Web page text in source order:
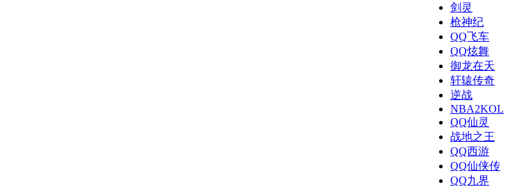
剑灵
枪神纪
QQ飞车
QQ炫舞
御龙在天
轩辕传奇
逆战
NBA2KOL
QQ仙灵
战地之王
QQ西游
QQ仙侠传
QQ九界